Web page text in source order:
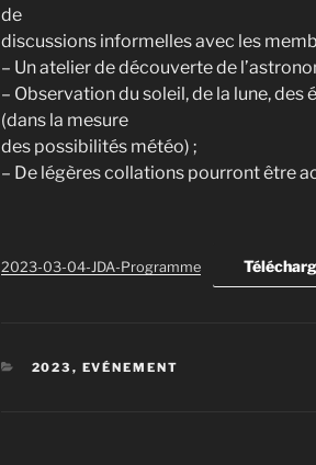
de
discussions informelles avec les
– Un atelier de découverte de
– Observation du soleil, de la lune,
(dans la mesure
des possibilités météo) ;
– De légères collations pourront être
2023-03-04-JDA-Programme
CATÉGORIES
2023 , EVÉNEMENT